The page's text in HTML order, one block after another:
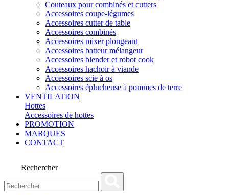
Couteaux pour combinés et cutters
Accessoires coupe-légumes
Accessoires cutter de table
Accessoires combinés
Accessoires mixer plongeant
Accessoires batteur mélangeur
Accessoires blender et robot cook
Accessoires hachoir à viande
Accessoires scie à os
Accessoires éplucheuse à pommes de terre
VENTILATION
Hottes
Accessoires de hottes
PROMOTION
MARQUES
CONTACT
Rechercher